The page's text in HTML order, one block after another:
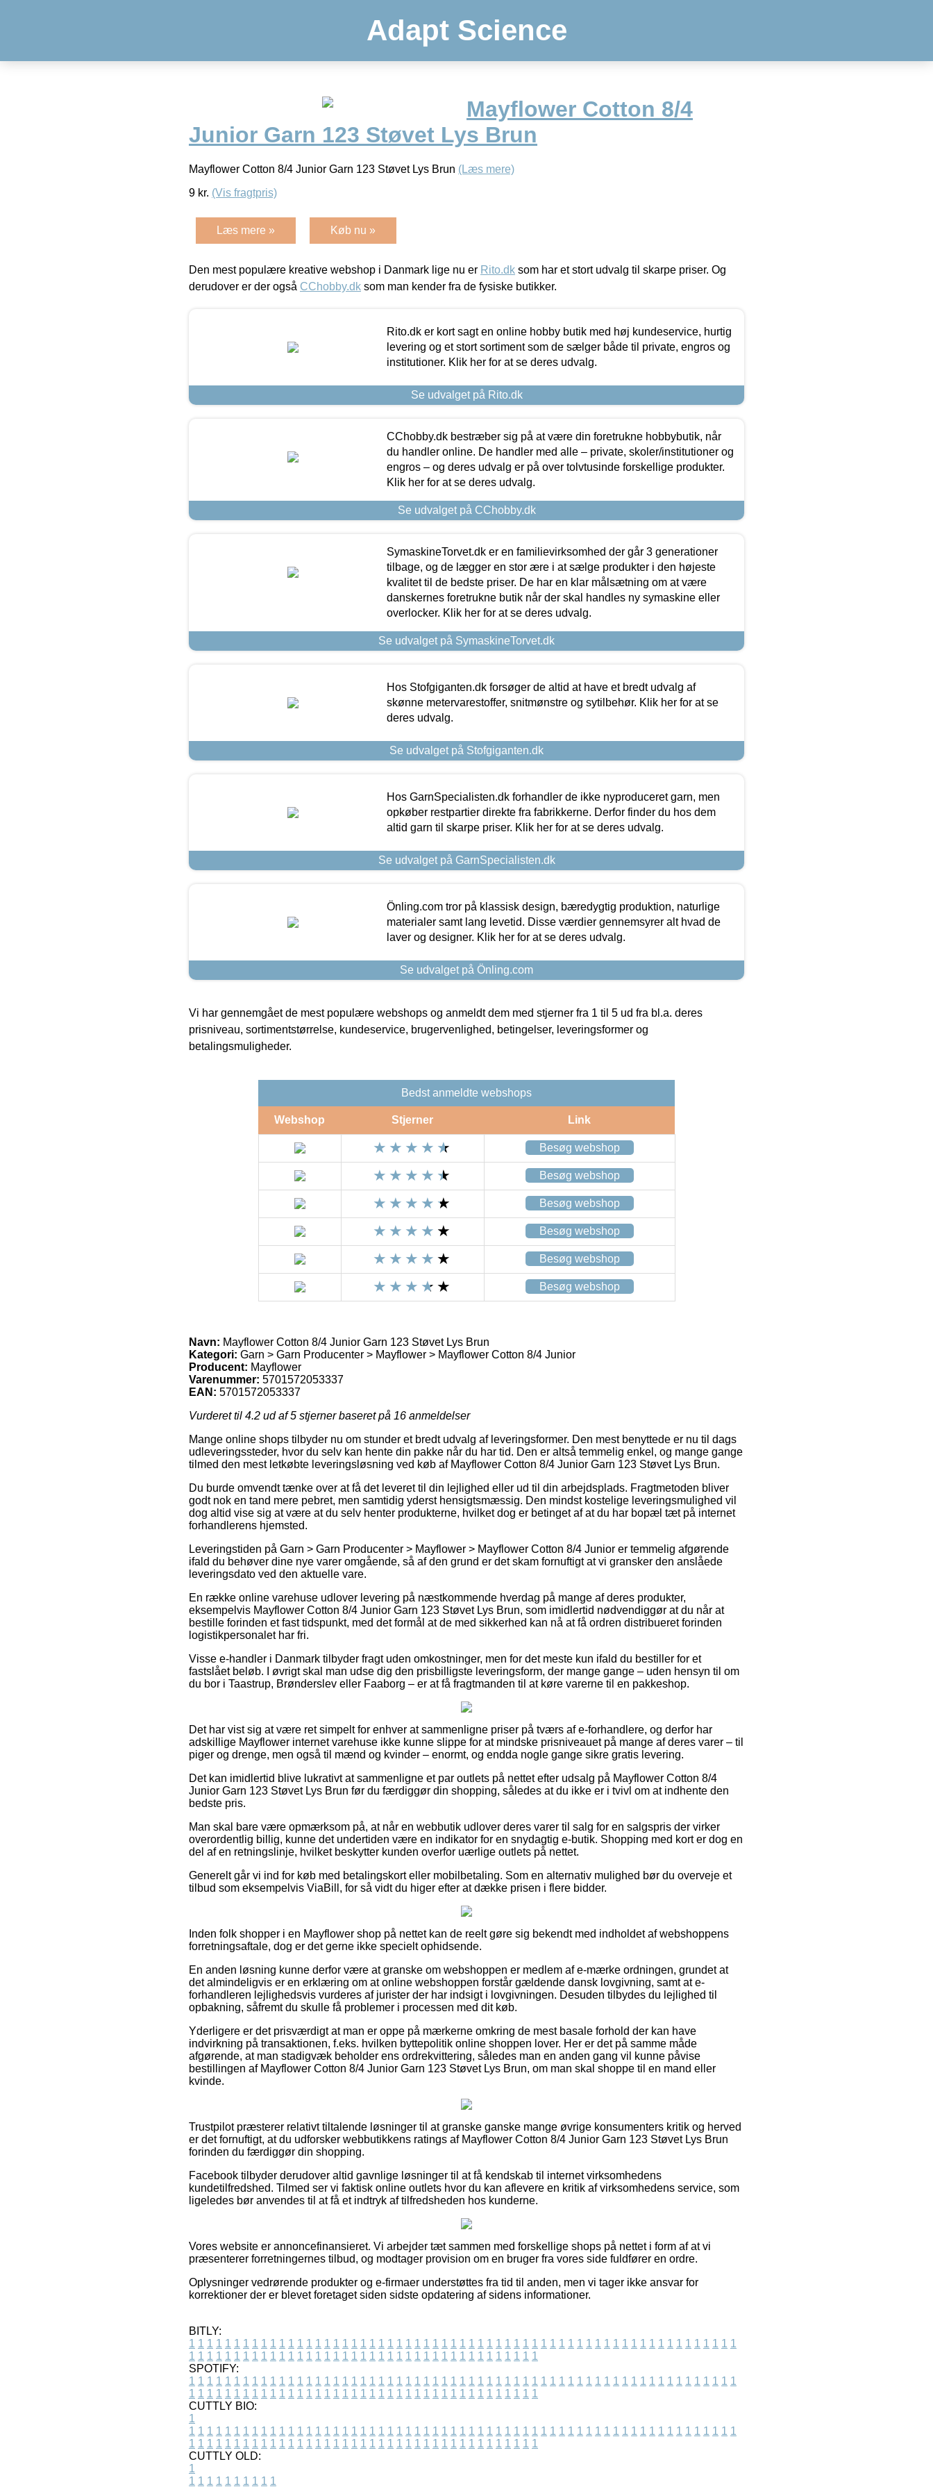
Adapt Science
Mayflower Cotton 8/4
Junior Garn 123 Støvet Lys Brun
Mayflower Cotton 8/4 Junior Garn 123 Støvet Lys Brun (Læs mere)
9 kr. (Vis fragtpris)
Læs mere » Køb nu »
Den mest populære kreative webshop i Danmark lige nu er Rito.dk som har et stort udvalg til skarpe priser. Og
derudover er der også CChobby.dk som man kender fra de fysiske butikker.
Rito.dk er kort sagt en online hobby butik med høj kundeservice, hurtig
levering og et stort sortiment som de sælger både til private, engros og
institutioner. Klik her for at se deres udvalg.
Se udvalget på Rito.dk
CChobby.dk bestræber sig på at være din foretrukne hobbybutik, når
du handler online. De handler med alle – private, skoler/institutioner og
engros – og deres udvalg er på over tolvtusinde forskellige produkter.
Klik her for at se deres udvalg.
Se udvalget på CChobby.dk
SymaskineTorvet.dk er en familievirksomhed der går 3 generationer
tilbage, og de lægger en stor ære i at sælge produkter i den højeste
kvalitet til de bedste priser. De har en klar målsætning om at være
danskernes foretrukne butik når der skal handles ny symaskine eller
overlocker. Klik her for at se deres udvalg.
Se udvalget på SymaskineTorvet.dk
Hos Stofgiganten.dk forsøger de altid at have et bredt udvalg af
skønne metervarestoffer, snitmønstre og sytilbehør. Klik her for at se
deres udvalg.
Se udvalget på Stofgiganten.dk
Hos GarnSpecialisten.dk forhandler de ikke nyproduceret garn, men
opkøber restpartier direkte fra fabrikkerne. Derfor finder du hos dem
altid garn til skarpe priser. Klik her for at se deres udvalg.
Se udvalget på GarnSpecialisten.dk
Önling.com tror på klassisk design, bæredygtig produktion, naturlige
materialer samt lang levetid. Disse værdier gennemsyrer alt hvad de
laver og designer. Klik her for at se deres udvalg.
Se udvalget på Önling.com
Vi har gennemgået de mest populære webshops og anmeldt dem med stjerner fra 1 til 5 ud fra bl.a. deres
prisniveau, sortimentstørrelse, kundeservice, brugervenlighed, betingelser, leveringsformer og
betalingsmuligheder.
Bedst anmeldte webshops
Webshop Stjerner Link
Besøg webshop
Besøg webshop
Besøg webshop
Besøg webshop
Besøg webshop
Besøg webshop
Navn: Mayflower Cotton 8/4 Junior Garn 123 Støvet Lys Brun
Kategori: Garn > Garn Producenter > Mayflower > Mayflower Cotton 8/4 Junior
Producent: Mayflower
Varenummer: 5701572053337
EAN: 5701572053337
Vurderet til 4.2 ud af 5 stjerner baseret på 16 anmeldelser
Mange online shops tilbyder nu om stunder et bredt udvalg af leveringsformer. Den mest benyttede er nu til dags
udleveringssteder, hvor du selv kan hente din pakke når du har tid. Den er altså temmelig enkel, og mange gange
tilmed den mest letkøbte leveringsløsning ved køb af Mayflower Cotton 8/4 Junior Garn 123 Støvet Lys Brun.
Du burde omvendt tænke over at få det leveret til din lejlighed eller ud til din arbejdsplads. Fragtmetoden bliver
godt nok en tand mere pebret, men samtidig yderst hensigtsmæssig. Den mindst kostelige leveringsmulighed vil
dog altid vise sig at være at du selv henter produkterne, hvilket dog er betinget af at du har bopæl tæt på internet
forhandlerens hjemsted.
Leveringstiden på Garn > Garn Producenter > Mayflower > Mayflower Cotton 8/4 Junior er temmelig afgørende
ifald du behøver dine nye varer omgående, så af den grund er det skam fornuftigt at vi gransker den anslåede
leveringsdato ved den aktuelle vare.
En række online varehuse udlover levering på næstkommende hverdag på mange af deres produkter,
eksempelvis Mayflower Cotton 8/4 Junior Garn 123 Støvet Lys Brun, som imidlertid nødvendiggør at du når at
bestille forinden et fast tidspunkt, med det formål at de med sikkerhed kan nå at få ordren distribueret forinden
logistikpersonalet har fri.
Visse e-handler i Danmark tilbyder fragt uden omkostninger, men for det meste kun ifald du bestiller for et
fastslået beløb. I øvrigt skal man udse dig den prisbilligste leveringsform, der mange gange – uden hensyn til om
du bor i Taastrup, Brønderslev eller Faaborg – er at få fragtmanden til at køre varerne til en pakkeshop.
Det har vist sig at være ret simpelt for enhver at sammenligne priser på tværs af e-forhandlere, og derfor har
adskillige Mayflower internet varehuse ikke kunne slippe for at mindske prisniveauet på mange af deres varer – til
piger og drenge, men også til mænd og kvinder – enormt, og endda nogle gange sikre gratis levering.
Det kan imidlertid blive lukrativt at sammenligne et par outlets på nettet efter udsalg på Mayflower Cotton 8/4
Junior Garn 123 Støvet Lys Brun før du færdiggør din shopping, således at du ikke er i tvivl om at indhente den
bedste pris.
Man skal bare være opmærksom på, at når en webbutik udlover deres varer til salg for en salgspris der virker
overordentlig billig, kunne det undertiden være en indikator for en snydagtig e-butik. Shopping med kort er dog en
del af en retningslinje, hvilket beskytter kunden overfor uærlige outlets på nettet.
Generelt går vi ind for køb med betalingskort eller mobilbetaling. Som en alternativ mulighed bør du overveje et
tilbud som eksempelvis ViaBill, for så vidt du higer efter at dække prisen i flere bidder.
Inden folk shopper i en Mayflower shop på nettet kan de reelt gøre sig bekendt med indholdet af webshoppens
forretningsaftale, dog er det gerne ikke specielt ophidsende.
En anden løsning kunne derfor være at granske om webshoppen er medlem af e-mærke ordningen, grundet at
det almindeligvis er en erklæring om at online webshoppen forstår gældende dansk lovgivning, samt at e-
forhandleren lejlighedsvis vurderes af jurister der har indsigt i lovgivningen. Desuden tilbydes du lejlighed til
opbakning, såfremt du skulle få problemer i processen med dit køb.
Yderligere er det prisværdigt at man er oppe på mærkerne omkring de mest basale forhold der kan have
indvirkning på transaktionen, f.eks. hvilken byttepolitik online shoppen lover. Her er det på samme måde
afgørende, at man stadigvæk beholder ens ordrekvittering, således man en anden gang vil kunne påvise
bestillingen af Mayflower Cotton 8/4 Junior Garn 123 Støvet Lys Brun, om man skal shoppe til en mand eller
kvinde.
Trustpilot præsterer relativt tiltalende løsninger til at granske ganske mange øvrige konsumenters kritik og herved
er det fornuftigt, at du udforsker webbutikkens ratings af Mayflower Cotton 8/4 Junior Garn 123 Støvet Lys Brun
forinden du færdiggør din shopping.
Facebook tilbyder derudover altid gavnlige løsninger til at få kendskab til internet virksomhedens
kundetilfredshed. Tilmed ser vi faktisk online outlets hvor du kan aflevere en kritik af virksomhedens service, som
ligeledes bør anvendes til at få et indtryk af tilfredsheden hos kunderne.
Vores website er annoncefinansieret. Vi arbejder tæt sammen med forskellige shops på nettet i form af at vi
præsenterer forretningernes tilbud, og modtager provision om en bruger fra vores side fuldfører en ordre.
Oplysninger vedrørende produkter og e-firmaer understøttes fra tid til anden, men vi tager ikke ansvar for
korrektioner der er blevet foretaget siden sidste opdatering af sidens informationer.
BITLY:
1 1 1 1 1 1 1 1 1 1 1 1 1 1 1 1 1 1 1 1 1 1 1 1 1 1 1 1 1 1 1 1 1 1 1 1 1 1 1 1 1 1 1 1 1 1 1 1 1 1 1 1 1 1 1 1 1 1 1 1 1
1 1 1 1 1 1 1 1 1 1 1 1 1 1 1 1 1 1 1 1 1 1 1 1 1 1 1 1 1 1 1 1 1 1 1 1 1 1 1
SPOTIFY:
1 1 1 1 1 1 1 1 1 1 1 1 1 1 1 1 1 1 1 1 1 1 1 1 1 1 1 1 1 1 1 1 1 1 1 1 1 1 1 1 1 1 1 1 1 1 1 1 1 1 1 1 1 1 1 1 1 1 1 1 1
1 1 1 1 1 1 1 1 1 1 1 1 1 1 1 1 1 1 1 1 1 1 1 1 1 1 1 1 1 1 1 1 1 1 1 1 1 1 1
CUTTLY BIO:
1
1 1 1 1 1 1 1 1 1 1 1 1 1 1 1 1 1 1 1 1 1 1 1 1 1 1 1 1 1 1 1 1 1 1 1 1 1 1 1 1 1 1 1 1 1 1 1 1 1 1 1 1 1 1 1 1 1 1 1 1 1
1 1 1 1 1 1 1 1 1 1 1 1 1 1 1 1 1 1 1 1 1 1 1 1 1 1 1 1 1 1 1 1 1 1 1 1 1 1 1
CUTTLY OLD:
1
1 1 1 1 1 1 1 1 1 1